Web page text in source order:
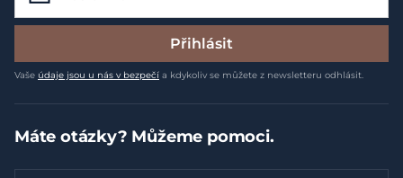
Přihlásit
Vaše údaje jsou u nás v bezpečí a kdykoliv se můžete z newsletteru odhlásit.
Máte otázky? Můžeme pomoci.